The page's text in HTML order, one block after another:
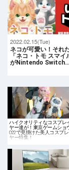
2022.02.15(Tue)
ネコが可愛い！それ
「ネコ・トモ スマイ
がNintendo Switch…
ハイクオリティなコスプレ
ヤー達が！東京ゲームショ
022で見掛けた美人コスプレ
ヤー特集！